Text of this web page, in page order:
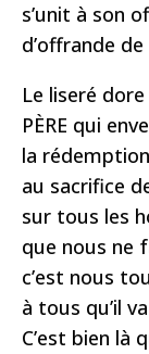
s’unit à son
d’offrande de
Le liseré
PÈRE qui
la
au sacrifice
sur tous les
que nous ne
c’est nous
à tous qu’il
C’est bien là